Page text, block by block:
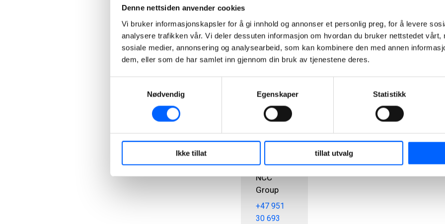
Denne nettsiden anvender cookies
Vi bruker informasjonskapsler for å gi innhold og annonser et personlig preg, for å levere
analysere trafikken vår. Vi deler dessuten informasjon om hvordan du bruker nettstedet vårt,
sosiale medier, annonsering og analysearbeid, som kan kombinere den med annen
dem, eller som de har samlet inn gjennom din bruk av tjenestene deres.
Nødvendig
Egenskaper Statistikk
Ikke tillat tillat utvalg
Tor
Heimdahl
Media
Norway,
NCC
Group
+47 951
30 693